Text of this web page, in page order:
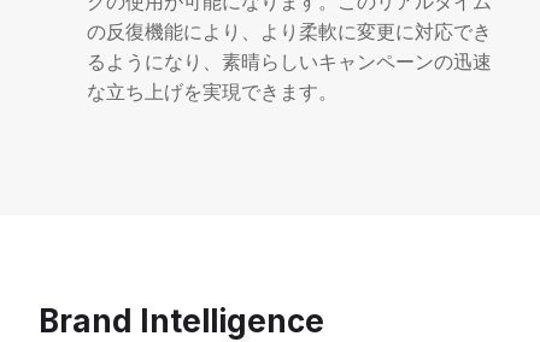
の反復機能により、より柔軟に変更に対応でき
るようになり、素晴らしいキャンペーンの迅速
な立ち上げを実現できます。
Brand Intelligence